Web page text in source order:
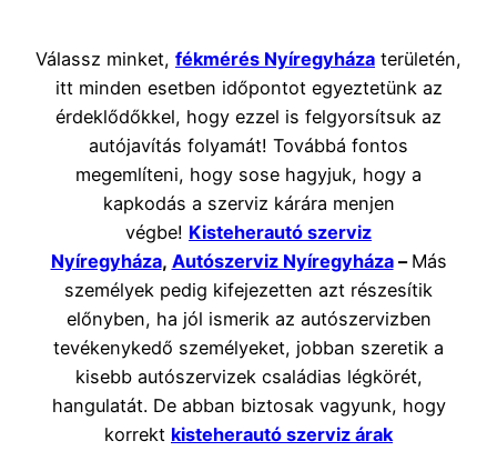
Válassz minket, fékmérés Nyíregyháza területén,
itt minden esetben időpontot egyeztetünk az
érdeklődőkkel, hogy ezzel is felgyorsítsuk az
autójavítás folyamát! Továbbá fontos
megemlíteni, hogy sose hagyjuk, hogy a
kapkodás a szerviz kárára menjen
végbe! Kisteherautó szerviz
Nyíregyháza, Autószerviz Nyíregyháza– Más
személyek pedig kifejezetten azt részesítik
előnyben, ha jól ismerik az autószervizben
tevékenykedő személyeket, jobban szeretik a
kisebb autószervizek családias légkörét,
hangulatát. De abban biztosak vagyunk, hogy
korrekt kisteherautó szerviz árak